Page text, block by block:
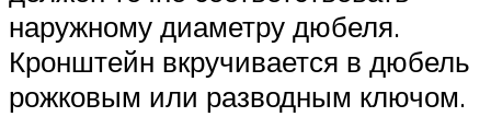
наружному диаметру дюбеля.
Кронштейн вкручивается в дюбель
рожковым или разводным ключом.